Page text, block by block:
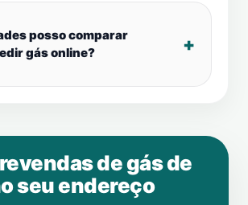
posso comparar
gás online?
de gás de
seu endereço